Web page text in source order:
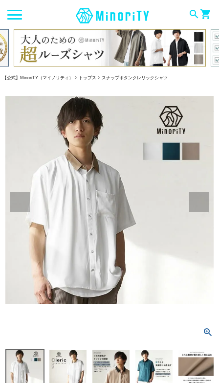
searchshopping_cart
【公式】MinoriTY（マイノリティ） トップス スナップボタンクレリックシャツ